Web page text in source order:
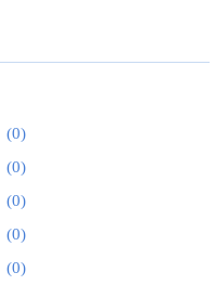
(0)
(0)
(0)
(0)
(0)